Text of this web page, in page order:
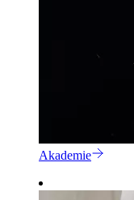
Akademie